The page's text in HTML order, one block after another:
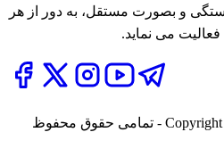
و بصورت مستقل، به دور از هر
می نماید.
Copyright © Neshat Media Pty Ltd - تمامی حقوق محفوظ